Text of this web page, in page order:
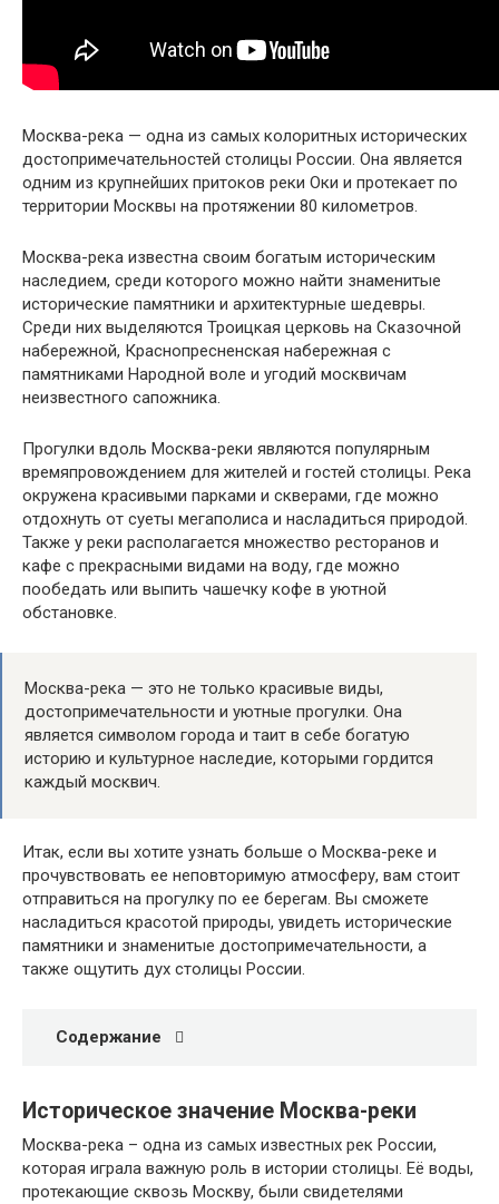
Москва-река — одна из самых колоритных исторических
достопримечательностей столицы России. Она является
одним из крупнейших притоков реки Оки и протекает по
территории Москвы на протяжении 80 километров.
Москва-река известна своим богатым историческим
наследием, среди которого можно найти знаменитые
исторические памятники и архитектурные шедевры.
Среди них выделяются Троицкая церковь на Сказочной
набережной, Краснопресненская набережная с
памятниками Народной воле и угодий москвичам
неизвестного сапожника.
Прогулки вдоль Москва-реки являются популярным
времяпровождением для жителей и гостей столицы. Река
окружена красивыми парками и скверами, где можно
отдохнуть от суеты мегаполиса и насладиться природой.
Также у реки располагается множество ресторанов и
кафе с прекрасными видами на воду, где можно
пообедать или выпить чашечку кофе в уютной
обстановке.
Москва-река — это не только красивые виды,
достопримечательности и уютные прогулки. Она
является символом города и таит в себе богатую
историю и культурное наследие, которыми гордится
каждый москвич.
Итак, если вы хотите узнать больше о Москва-реке и
прочувствовать ее неповторимую атмосферу, вам стоит
отправиться на прогулку по ее берегам. Вы сможете
насладиться красотой природы, увидеть исторические
памятники и знаменитые достопримечательности, а
также ощутить дух столицы России.
Содержание
Историческое значение Москва-реки
Москва-река – одна из самых известных рек России,
которая играла важную роль в истории столицы. Её воды,
протекающие сквозь Москву, были свидетелями